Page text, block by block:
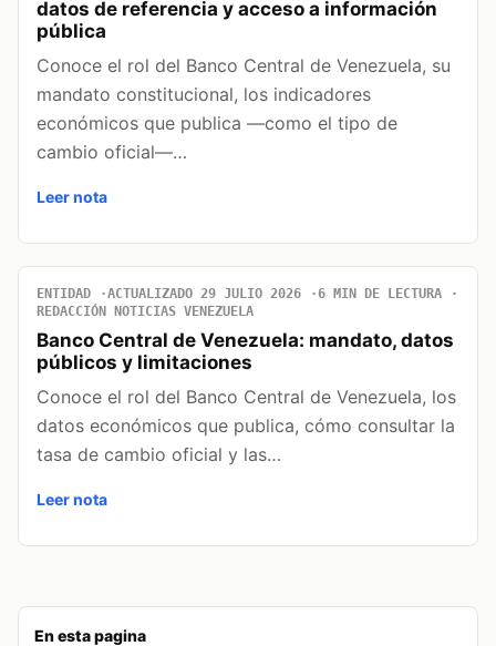
En esta pagina
datos de referencia y acceso a información
pública
Conoce el rol del Banco Central de Venezuela, su
mandato constitucional, los indicadores
económicos que publica —como el tipo de
cambio oficial—…
Leer nota
ENTIDAD ACTUALIZADO 29 JULIO 2026
6 MIN DE LECTURA
REDACCIÓN NOTICIAS VENEZUELA
Banco Central de Venezuela: mandato, datos
públicos y limitaciones
Conoce el rol del Banco Central de Venezuela, los
datos económicos que publica, cómo consultar la
tasa de cambio oficial y las…
Leer nota